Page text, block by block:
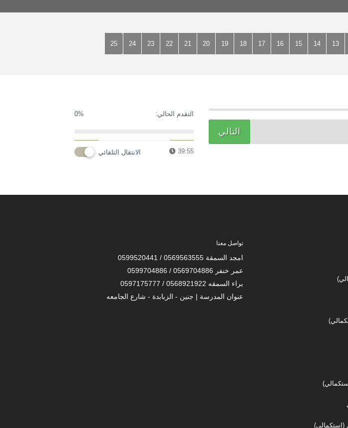
13
14
15
16
17
18
19
20
21
22
23
24
25
التالي
التقدم الحالي: 0%
39:55 الانتقال التلقائي
تواصل معنا
امجد السمقة 0569563555 / 0599520441
عمر خنفر 0569704886 / 0599704886
براء السمقه 0568921922 / 0597175777
عنوان المدرسة | جنين - الزبابدة - شارع الجامعه
(استكمالي)